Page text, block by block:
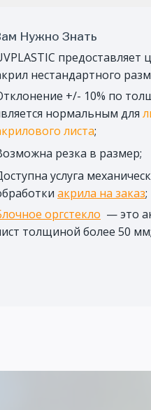
Нужно Знать
предоставляет
нестандартного
+/- 10% по
нормальным для
листа;
резка в размер;
услуга
акрила на заказ;
оргстекло — это
толщиной более 50 мм;